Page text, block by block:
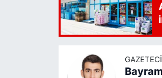
GAZETECI